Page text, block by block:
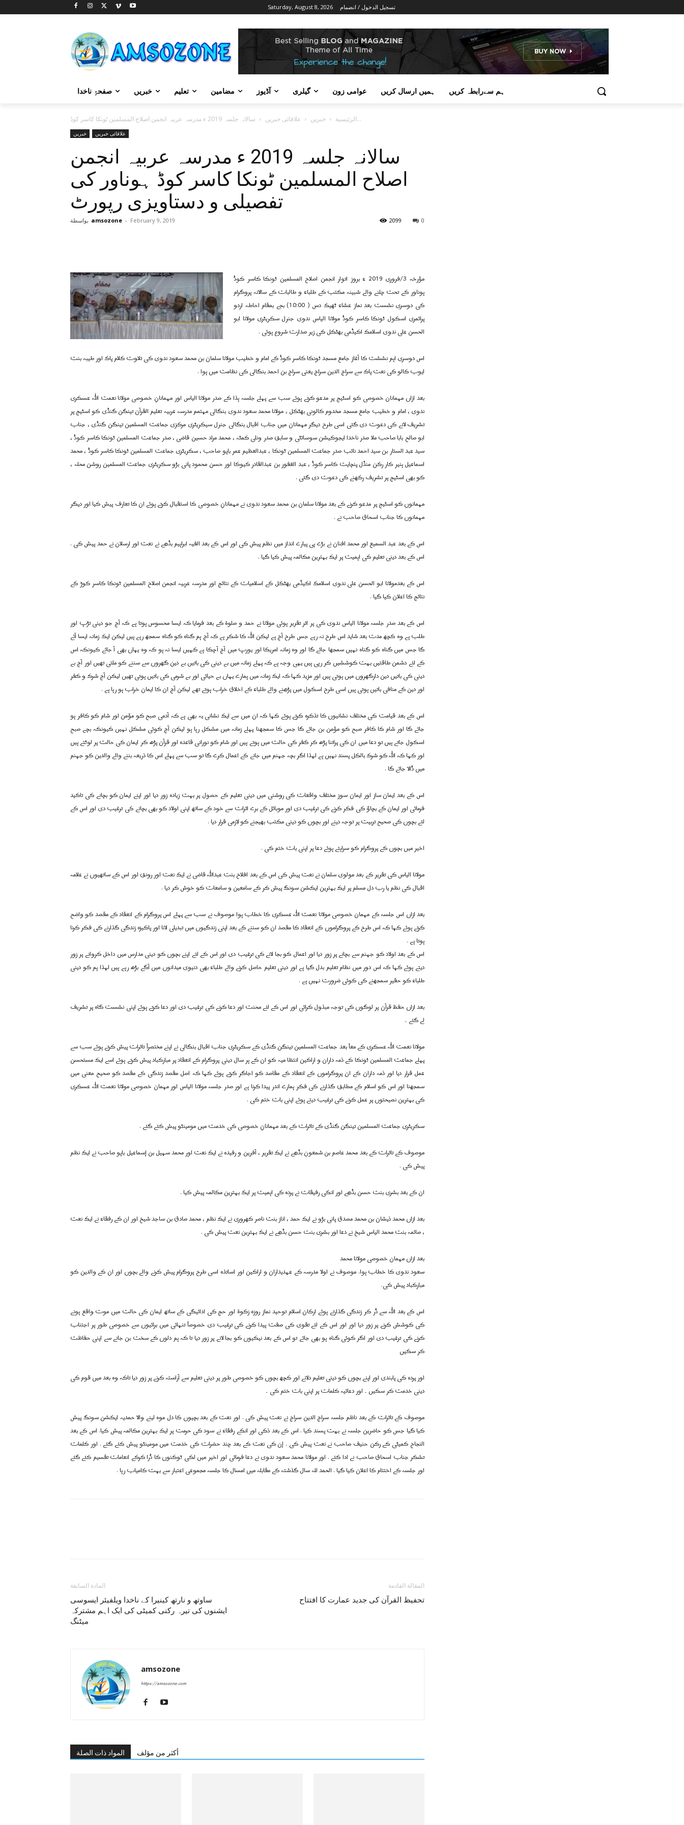
Saturday, August 8, 2026 تسجيل الدخول / انضمام
صفحۂِ ناخدا خبریں تعلیم مضامین آڈیوز گیلری عوامی زون ہمیں ارسال کریں ہم سےرابطہ کریں
الرئيسية خبریں علاقائی خبریں سالانہ جلسہ 2019 ء مدرسہ عربیہ انجمن اصلاح المسلمین ٹونکا کاسر کوڈ...
خبریں علاقائی خبریں
سالانہ جلسہ 2019 ء مدرسہ عربیہ انجمن
اصلاح المسلمین ٹونکا کاسر کوڈ ہوناور کی
تفصیلی و دستاویزی رپورٹ
بواسطة amsozone - February 9, 2019 0
2099
مؤرخہ 3/فروری 2019 ء بروز اتوار انجمن اصلاح المسلمین ٹونکا کاسر کوڈ
ہوناور کے تحت چلنے والے شبینہ مکتب کے طلباء و طالبات کے سالانہ پروگرام
کی دوسری نشست بعد نماز عشاء ٹھیک دس ( 10:00) بجے بمقام احاطہ اردو
پرائمری اسکول ٹونکا کاسر کوڈ مولانا الیاس ندوی جنرل سکریٹری مولانا ابو
الحسن علی ندوی اسلامک اکیڈمی بھٹکل کی زیر صدارت شروع ہوئی .
اس دوسری اہم نششت کا آغاز جامع مسجد ٹونکا کاسر کوڈ کے امام و خطیب مولانا سلمان بن محمد سعود ندوی کی تلاوت کلام پاک اور طیبہ بنت
ایوب کالو کی نعت پاک سے سراج الدین سراج یعنی سراج بن احمد بنگالی کی نظامت میں ہوا .
بعد ازاں مہمانان خصوصی کو اسٹیج پر مدعو کرتے ہوئے سب سے پہلے جلسہ ہذا کے صدر مولانا الیاس اور مہمانانِ خصوصی مولانا نعمت اللہ عسکری
ندوی ، امام و خطیب جامع مسجد مخدوم کالونی بھٹکل ، مولانا محمد سعود ندوی بنگالی مہتمم مدرسہ عربیہ تعلیم القرآن تینگن گنڈی کو اسٹیج پر
تشریف لانے کی دعوت دی گئی اسی طرح دیگر مہمانان میں جناب اقبال بنگالی جنرل سیکریٹری مرکزی جماعت المسلمین تینگن گنڈی ، جناب
ابو صالح بابا صاحب ملا صدر ناخدا ایجوکیشن سوسائٹی و سابق صدر ونلی کمٹہ ، محمد مراد حسین قاضی ، صدر جماعت المسلمین ٹونکا کاسر کوڈ ،
سید عبد الستار بن سید احمد نائب صدر جماعت المسلمین ٹونکا ، عبدالعظيم عمر باپو صاحب ، سکریٹری جماعت المسلمین ٹونکا کاسر کوڈ ، محمد
اسماعیل ہنیر کار رکن منڈل پنچایت کاسر کوڈ ، عبد الغفور بن عبدالقادر کیوکا اور حسن محمود پانی بڑو سکریٹری جماعت المسلمین روشن محلہ ،
کو بھی اسٹیج پر تشریف رکھنے کی دعوت دی گئی .
مہمانوں کو اسٹیج پر مدعو کرنے کے بعد مولانا سلمان بن محمد سعود ندوی نے مہمانانِ خصوصی کا استقبال کرتے ہوئے ان کا تعارف پیش کیا اور دیگر
مہمانوں کا جناب اسحاق صاحب نے .
اس کے بعد عبد السمیع اور محمد افنان نے بڑے ہی پیارے انداز میں نظم پیش کی اور اس کے بعد الفیہ ابراہیم بڈھے نے نعت اور ارسلان نے حمد پیش کی .
اس کے بعد دینی تعلیم کی اہمیت پر ایک بہترین مکالمہ پیش کیا گیا .
اس کے بعدمولانا ابو الحسن علی ندوی اسلامک اکیڈمی بھٹکل کے اسلامیات کے نتائج اور مدرسہ عربیہ انجمن اصلاح المسلمین ٹونکا کاسر کوڑ کے
نتائج کا اعلان کیا گیا .
اس کے بعد صدر جلسہ مولانا الیاس ندوی کی پر اثر تقریر ہوئی مولانا نے حمد و صلوۃ کے بعد فرمایا کہ ایسا محسوس ہوتا ہے کہ آج جو دینی تڑپ اور
طلب ہے وہ کچھ مدت بعد شاید اس طرح نہ رہے جس طرح آج ہے لیکن اللہ کا شکر ہے کہ آج ہم گناہ کو گناہ سمجھ رہے ہیں لیکن ایک زمانہ ایسا آئے
گا جس میں گناہ کو گناہ نہیں سمجھا جائے گا اور وہ زمانہ امریکا اور یورپ میں آج آچکا ہے کہیں ایسا نہ ہو کہ وہ یہاں بھی آ جائے کیونکہ اس
کے لئے دشمن طاقتیں بہت کوششیں کر رہی ہیں یہی وجہ ہے کہ پہلے زمانہ میں بے دینی کی باتیں بے دین گھروں سے سننے کو ملتی تھیں اور آج بے
دینی کی باتیں دین دارگھروں میں ہوتی ہیں اور مزید کہا کہ ایک زمانہ میں ہمارے یہاں بے حیائی اور بے شرمی کی باتیں ہوتی تھیں لیکن آج شرک و کفر
اور دین کے منافی باتیں ہوتی ہیں اسی طرح اسکول میں پڑھنے والے طلباء کے اخلاق خراب ہوتے تھے لیکن آج ان کا ایمان خراب ہو رہا ہے .
اس کے بعد قیامت کی مختلف نشانیوں کا تذکرہ کرتے ہوئے کہا کہ ان میں سے ایک نشانی یہ بھی ہے کہ آدمی صبح کو مؤمن اور شام کو کافر ہو
جائے گا اور شام کا کافر صبح کو مؤمن بن جائے گا جس کا سمجھنا پہلے زمانہ میں مشکل رہا ہو لیکن آج کوئی مشکل نہیں کیونکہ بچے صبح
اسکول جاتے ہیں تو دعا میں ان کی پراتنا پڑھ کر کفر کی حالت میں ہوتے ہیں اور شام کو نورانی قاعدہ اور قرآن پڑھ کر ایمان کی حالت پر لوٹتے ہیں
اور کہا کہ اللہ کو شرک بالکل پسند نہیں ہے لہذا اگر بچہ جہنم میں جانے کے اعمال کرے گا تو سب سے پہلے اس کا ذریعہ بننے والے والدین کو جہنم
میں ڈالا جائے گا .
اس کے بعد ایمان ساز اور ایمان سوز مختلف واقعات کی روشنی میں دینی تعلیم کے حصول پر بہت زیادہ زور دیا اور اپنے ایمان کو بچانے کی تاکید
فرمائی اور ایمان کے بچاؤ کی فکر کرنے کی ترغیب دی اور موبائل کے برے اثرات سے خود کے ساتھ اپنی اولاد کو بھی بچانے کی ترغیب دی اور اس کے
لئے بچوں کی صحیح تربیت پر توجہ دینے اور بچوں کو دینی مکتب بھیجنے کو لازمی قرار دیا .
اخیر میں بچوں کے پروگرام کو سراہتے ہوئے دعا پر اپنی بات ختم کی .
مولانا الیاس کی تقریر کے بعد مولوی سلمان نے نعت پیش کی اس کے بعد افلاح بنت عبداللہ قاضی نے ایک نعت اور رونق اور اس کے ساتھیوں نے علامہ
اقبال کی نظم یا رب دل مسلم پر ایک بہترین ایکشن سونگ پیش کر کے سامعین و سامعات کو خوش کر دیا .
بعد ازاں اس جلسہ کے مہمان خصوصی مولانا نعمت اللہ عسکری کا خطاب ہوا موصوف نے سب سے پہلے اس پروگرام کے انعقاد کے مقصد کو واضح
کرتے ہوئے کہا کہ اس طرح کے پروگراموں کے انعقاد کا مقصد ان کو سننے کے بعد اپنی زندگیوں میں تبدیلی لانا اور پاکیزہ زندگی گذارنے کی فکر کرنا
ہوتا ہے .
اس کے بعد اولاد کو جہنم سے بچانے پر زور دیا اور اعمال کو بجا لانے کی ترغیب دی اور اس کے لئے اپنے بچوں کو دینی مدارس میں داخل کروانے پر زور
دیتے ہوئے کہا کہ اس دور میں نظام تعلیم بدل گیا ہے اور دینی تعلیم حاصل کرنے والے طلباء بھی دنیوی میدانوں میں آگے بڑھ رہے ہیں لہذا ہم کو دینی
طلباء کو حقیر سمجھنے کی کوئی ضرورت نہیں ہے .
بعد ازاں حفظ قرآن پر لوگوں کی توجہ مبذول کرائی اور اس کے لئے محنت اور دعا کرنے کی ترغیب دی اور دعا کرتے ہوئے اپنی نشست گاہ پر تشریف
لے گئے ۔
مولانا نعمت اللہ عسکری کے معاً بعد جماعت المسلمین تینگن گنڈی کے سکریٹری جناب اقبال بنگالی نے اپنے مختصراً تاثرات پیش کرتے ہوئے سب سے
پہلے جماعت المسلمین ٹونکا کے ذمہ داران و اراکین انتظا میہ کو ان کے ہر سال دینی پروگرام کے انعقاد پر مبارکباد پیش کرتے ہوئے اسے ایک مستحسن
عمل قرار دیا اور ذمہ داران کے ان پروگراموں کے انعقاد کے مقاصد کو اجاگر کرتے ہوئے کہا کہ اصل مقصد زندگی کے مقصد کو صحیح معنی میں
سمجھنا اور اس کو اسلام کے مطابق گذارنے کی فکر ہمارے اندر پیدا کرنا ہے اور صدر جلسہ مولانا الیاس اور مہمان خصوصی مولانا نعمت اللہ عسکری
کی بہترین نصیحتوں پر عمل کرنے کی ترغیب دیتے ہوئے اپنی بات ختم کی .
سکریٹری جماعت المسلمین تینگن گنڈی کے تاثرات کے بعد مہمانانِ خصوصی کی خدمت میں مومینٹو پیش کئے گئے .
موصوف کے تاثرات کے بعد محمد عاصم بن شمعون بڈھے نے ایک تقریر ، آفرین و رفیدہ نے ایک نعت اور محمد سہیل بن إسماعيل باپو صاحب نے ایک نظم
پیش کی .
ان کے بعد بشری بنت حسن بڈھے اور انکی رفیقات نے پردہ کی اہمیت پر ایک بہترین مکالمہ پیش کیا .
بعد ازاں محمد ذیشان بن محمد مصدق پانی بڑو نے ایک حمد ، اناز بنت ناصر کھروری نے ایک نظم ، محمد صادق بن ساجد شیخ اور ان کے رفقاء نے ایک نعت
، صائمہ بنت محمد الیاس شیخ نے دعا اور بشری بنت حسن بڈھے نے ایک بہترین نعت پیش کی .
بعد ازاں مہمان خصوصی مولانا محمد
سعود ندوی کا خطاب ہوا. موصوف نے اولا مدرسہ کے عہدیداران و اراکین اور اساتذہ اسی طرح پروگرام پیش کرنے والے بچوں اور ان کے والدین کو
مبارکباد پیش کی.
اس کے بعد اللہ سے ڈر کر زندگی گذارتے ہوئے ارکان اسلام توحید نماز روزہ زکوۃ اور حج کی ادائیگی کے ساتھ ایمان کی حالت میں موت واقع ہونے
کی کوشش کرنے پر زور دیا اور اور اس کے لئے تقوی کی صفت پیدا کرنے کی ترغیب دی خصوصاً تنہائی میں برائیوں سے خصوصی طور پر اجتناب
کرنے کی ترغیب دی اور اگر کوئی گناہ ہو بھی جائے تو اس کے بعد نیکیوں کو بجا لانے پر زور دیا تا کہ ہم دلوں کے سخت بن جانے سے اپنی حفاظت
کر سکیں
اور پردہ کی پابندی اور اپنے بچوں کو دینی تعلیم دلانے اور کچھ بچوں کو خصوصی طور پر دینی تعلیم سے آراستہ کرنے پر زور دیا تاکہ وہ بعد میں قوم کی
دینی خدمت کر سکیں ۔ اور دعائیہ کلمات پر اپنی بات ختم کی ۔
موصوف کے تاثرات کے بعد ناظم جلسہ سراج الدین سراج نے نعت پیش کی . اور نعت کے بعد بچیوں کا دل موہ لینے والا حمدیہ ایکشن سونگ پیش
کیا گیا جس کو حاضرین جلسہ نے بہت پسند کیا . اس کے بعد ذکی اور انکے رفقاء نے سود کی حرمت پر ایک بہترین مکالمہ پیش کیا. اس کے بعد
النجاح کمیٹی کے رکن حنیف صاحب نے نعت پیش کی . إن کی نعت کے بعد چند حضرات کی خدمت میں مومینٹو پیش کئے گئے . اور کلمات
تشکر جناب اسحاق صاحب نے ادا کئے . اور مولانا محمد سعود ندوی نے دعا فرمائی اور اخیر میں لکی ٹوکنوں کا ڈرا کرکے انعامات تقسیم کئے گئے
اور جلسہ کے اختتام کا اعلان کیا گیا . الحمد للہ سال گذشتہ کے مقابلہ میں امسال کا جلسہ مجموعی اعتبار سے بہت کامیاب رہا .
المادة السابقة
ساوتھ و نارتھ کینیرا کے ناخدا ویلفیئر ایسوسی
ایشنوں کی تیرہ رکنی کمیٹی کی ایک اہم مشترکہ
میٹنگ
المقالة القادمة
تحفیظ القرآن کی جدید عمارت کا افتتاح
amsozone
https://amsozone.com
المواد ذات الصلة أكثر من مؤلف